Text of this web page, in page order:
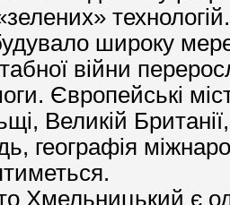
технологій.
широку
війни
Європейські
Великій Британії,
географія
Хмельницький є